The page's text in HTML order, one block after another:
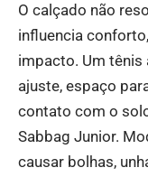
O calçado não
influencia
impacto. Um tênis
ajuste, espaço
contato com o
Sabbag Junior.
causar bolhas,